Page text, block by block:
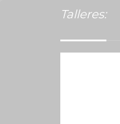
Talleres: